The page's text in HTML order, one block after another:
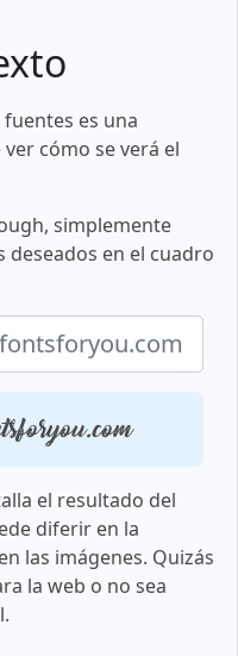
es una
cómo se verá el
simplemente
deseados en el cuadro
el resultado del
diferir en la
las imágenes. Quizás
la web o no sea